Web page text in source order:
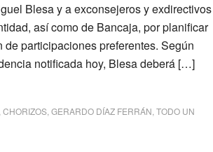
Blesa y a exconsejeros y exdirectivos
así como de Bancaja, por planificar
de participaciones preferentes. Según
notificada hoy, Blesa deberá […]
CHORIZOS GERARDO DÍAZ FERRÁN TODO UN